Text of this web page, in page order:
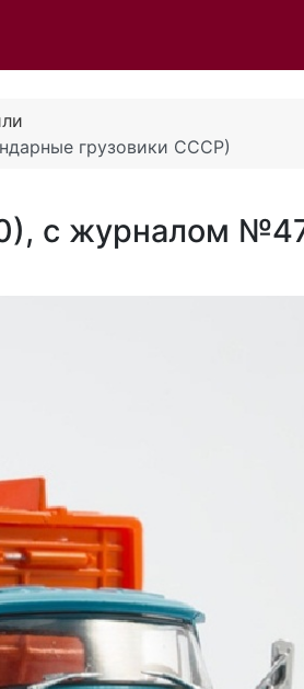
грузовики СССР)
с журналом